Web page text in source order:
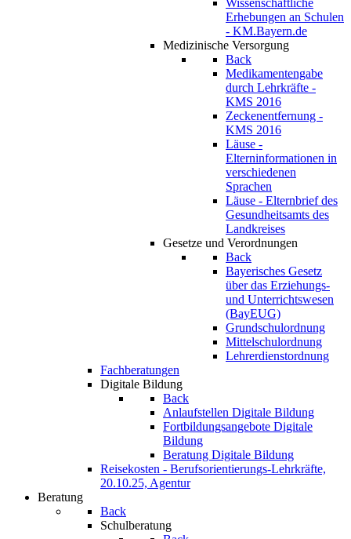
Wissenschaftliche
Erhebungen an Schulen
- KM.Bayern.de
Medizinische Versorgung
Back
Medikamentengabe
durch Lehrkräfte -
KMS 2016
Zeckenentfernung -
KMS 2016
Läuse -
Elterninformationen in
verschiedenen
Sprachen
Läuse - Elternbrief des
Gesundheitsamts des
Landkreises
Gesetze und Verordnungen
Back
Bayerisches Gesetz
über das Erziehungs-
und Unterrichtswesen
(BayEUG)
Grundschulordnung
Mittelschulordnung
Lehrerdienstordnung
Fachberatungen
Digitale Bildung
Back
Anlaufstellen Digitale Bildung
Fortbildungsangebote Digitale
Bildung
Beratung Digitale Bildung
Reisekosten - Berufsorientierungs-Lehrkräfte,
20.10.25, Agentur
Beratung
Back
Schulberatung